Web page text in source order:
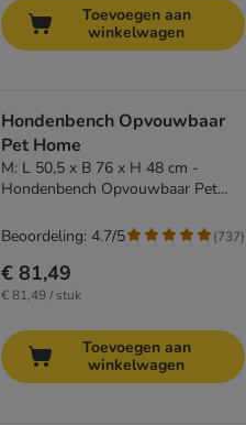
Toevoegen aan
winkelwagen
Hondenbench Opvouwbaar
Pet Home
M: L 50,5 x B 76 x H 48 cm -
Hondenbench Opvouwbaar Pet
€ 81,49
€ 81,49 / stuk
Beoordeling: 4.7/5 (737)
Toevoegen aan
winkelwagen